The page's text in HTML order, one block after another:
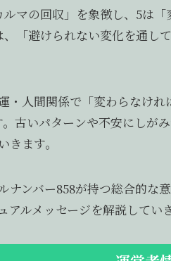
マの回収」を象徴し、5は
「避けられない変化を通し
・人間関係で「変わらなけ
古いパターンや不安にしが
ます。
ナンバー858が持つ総合的な
ルメッセージを解説していき